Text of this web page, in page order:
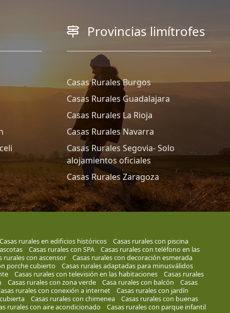
Provincias limítrofes
Casas Rurales Burgos
Casas Rurales Guadalajara
Casas Rurales La Rioja
Casas Rurales Navarra
Casas Rurales Segovia- Solo
alojamientos oficiales
Casas Rurales Zaragoza
rurales en edificios históricos
Casas rurales con piscina
Casas rurales con SPA
Casas rurales con teléfono en las
rurales con ascensor
Casas rurales con decoración esmerada
porche cubierto
Casas rurales adaptadas para minusválidos
Casas rurales con televisión en las habitaciones
Casas rurales
Casas rurales con zona verde Casa rurales con balcón
Casas
rurales con conexión a internet
Casas rurales con jardín
Casas rurales con chimenea
Casas rurales con buenas
rurales con aire acondicionado
Casas rurales con parque infantil